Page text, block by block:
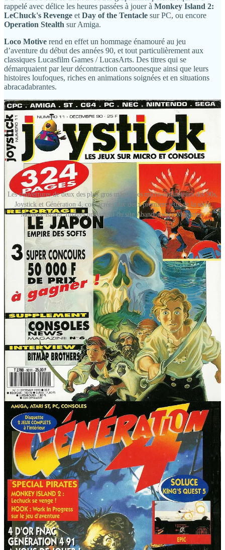
rappelé avec délice les heures passées à jouer à Monkey Island 2:
LeChuck's Revenge et Day of the Tentacle sur PC, ou encore
Operation Stealth sur Amiga.
Loco Motive rend en effet un hommage énamouré au jeu
d’aventure du début des années 90, et tout particulièrement aux
classiques Lucasfilm Games / LucasArts. Des titres qui se
démarquaient par leur décontraction cartoonesque ainsi que leurs
histoires loufoques, riches en animations soignées et en situations
abracadabrantes.
Les couvertures de deux des plus gros magazines micro-ordinateurs des 90s,
Joystick et Génération 4, consacrées aux deux premiers jeux de la série
Monkey Island. Images provenant du site Abandonware Magazine.
Mais là où les jeux de la sagaMonkey Island
pouvaient faire la
couverture des magazines papier de l’époque, aujourd’hui le genre
“aventurePoint & Click” ne vend plus autant, et n’existe que grâce
à la scène indé.
Le genre est devenu “niche”, pour reprendre l’expression
consacrée.
Et c’est uniquement grâce à la passion de minuscules équipes,
comme celle deRobust Games, composée des frères Adam et
Joseph Riches, que l’on peut encore avoir la chance de jouer à un
Loco Motiveet ainsi redécouvrir la saveur unique d’un genre ayant
régné sur les années 90.
Comme le plaisir…
de fouiller un écran de jeu comme s’il s’agissait d’une pièce
d’Escape Game
d’associer des objets improbables en espérant obtenir la clé
d’un puzzle ou une réaction méta, voire condescendante du
jeu
de suivre la trame d’une enquête dont les rebondissements
feraient hausser les sourcils de Fred Vargas
d’interroger des personnages clichés, davantage pour
s’amuser des dialogues déclenchés que pour récolter des
indices susceptibles de nous faire progresser
ou simplement d’avoir la sensation d’être au coeur d’une
aventure dont on déroule l’intrigue à son rythme, à force de
tâtonnements, de déductions, et d’expérimentations amusées